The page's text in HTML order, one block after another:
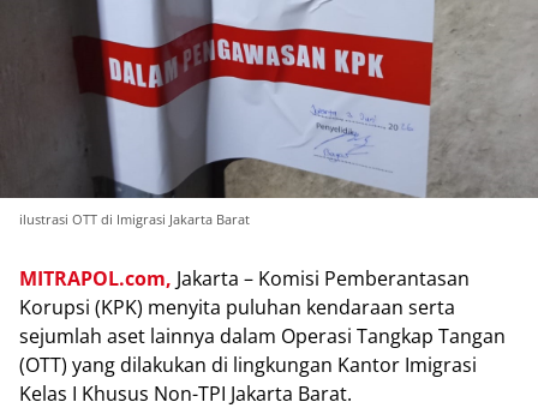
ilustrasi OTT di Imigrasi Jakarta Barat
MITRAPOL.com, Jakarta – Komisi Pemberantasan
Korupsi (KPK) menyita puluhan kendaraan serta
sejumlah aset lainnya dalam Operasi Tangkap Tangan
(OTT) yang dilakukan di lingkungan Kantor Imigrasi
Kelas I Khusus Non-TPI Jakarta Barat.